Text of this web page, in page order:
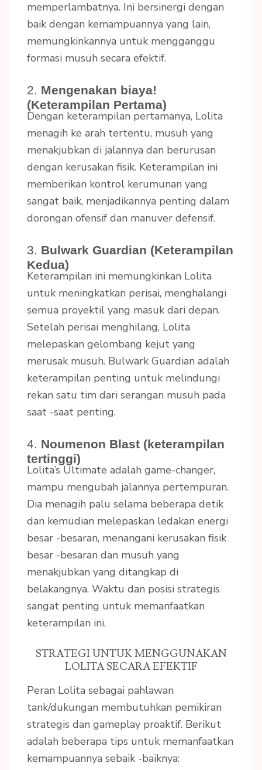
memperlambatnya. Ini bersinergi dengan
baik dengan kemampuannya yang lain,
memungkinkannya untuk mengganggu
formasi musuh secara efektif.
2. Mengenakan biaya!
(Keterampilan Pertama)
Dengan keterampilan pertamanya, Lolita
menagih ke arah tertentu, musuh yang
menakjubkan di jalannya dan berurusan
dengan kerusakan fisik. Keterampilan ini
memberikan kontrol kerumunan yang
sangat baik, menjadikannya penting dalam
dorongan ofensif dan manuver defensif.
3. Bulwark Guardian (Keterampilan
Kedua)
Keterampilan ini memungkinkan Lolita
untuk meningkatkan perisai, menghalangi
semua proyektil yang masuk dari depan.
Setelah perisai menghilang, Lolita
melepaskan gelombang kejut yang
merusak musuh. Bulwark Guardian adalah
keterampilan penting untuk melindungi
rekan satu tim dari serangan musuh pada
saat -saat penting.
4. Noumenon Blast (keterampilan
tertinggi)
Lolita’s Ultimate adalah game-changer,
mampu mengubah jalannya pertempuran.
Dia menagih palu selama beberapa detik
dan kemudian melepaskan ledakan energi
besar -besaran, menangani kerusakan fisik
besar -besaran dan musuh yang
menakjubkan yang ditangkap di
belakangnya. Waktu dan posisi strategis
sangat penting untuk memanfaatkan
keterampilan ini.
STRATEGI UNTUK MENGGUNAKAN
LOLITA SECARA EFEKTIF
Peran Lolita sebagai pahlawan
tank/dukungan membutuhkan pemikiran
strategis dan gameplay proaktif. Berikut
adalah beberapa tips untuk memanfaatkan
kemampuannya sebaik -baiknya: